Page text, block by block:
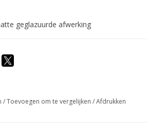
geglazuurde afwerking
/Toevoegen om te vergelijken /Afdrukken